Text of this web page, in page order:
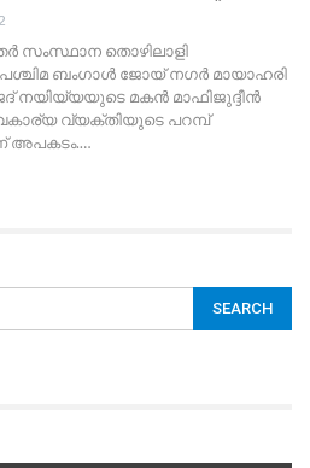
സംസ്ഥാന തൊഴിലാളി
ബംഗാൾ ജോയ് നഗർ മായാഹരി
നയിയ്യയുടെ മകൻ മാഫിജുദ്ദീൻ
വ്യക്തിയുടെ പറമ്പ്
അപകടം.…